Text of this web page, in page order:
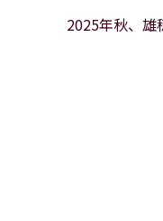
2025年秋、雄